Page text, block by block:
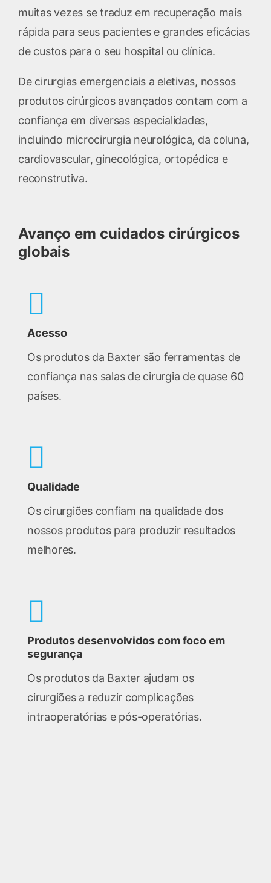
muitas vezes se traduz em recuperação mais
rápida para seus pacientes e grandes eficácias
de custos para o seu hospital ou clínica.
De cirurgias emergenciais a eletivas, nossos
produtos cirúrgicos avançados contam com a
confiança em diversas especialidades,
incluindo microcirurgia neurológica, da coluna,
cardiovascular, ginecológica, ortopédica e
reconstrutiva.
Avanço em cuidados cirúrgicos
globais
Acesso
Os produtos da Baxter são ferramentas de
confiança nas salas de cirurgia de quase 60
países.
Qualidade
Os cirurgiões confiam na qualidade dos
nossos produtos para produzir resultados
melhores.
Produtos desenvolvidos com foco em
segurança
Os produtos da Baxter ajudam os
cirurgiões a reduzir complicações
intraoperatórias e pós-operatórias.